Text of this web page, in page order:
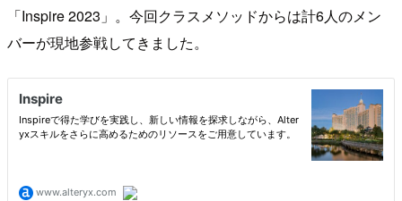
「Inspire 2023」。今回クラスメソッドからは計6人のメン
バーが現地参戦してきました。